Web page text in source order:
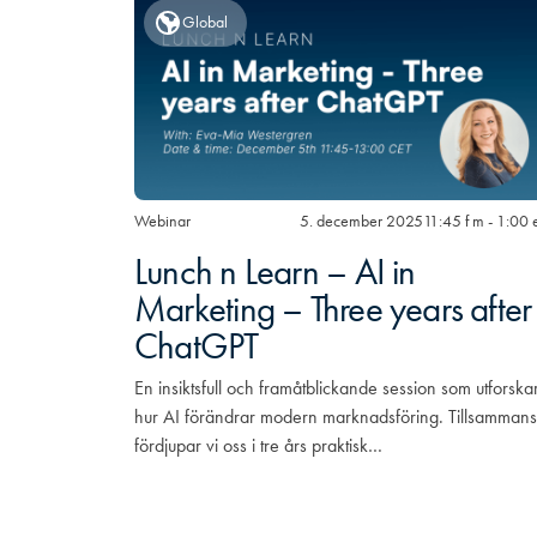
Global
Webinar 5. december 202511:45 f m - 1:00
Lunch n Learn – AI in
Marketing – Three years after
ChatGPT
En insiktsfull och framåtblickande session som
hur AI förändrar modern marknadsföring. Tillsammans
fördjupar vi oss i tre års praktisk…